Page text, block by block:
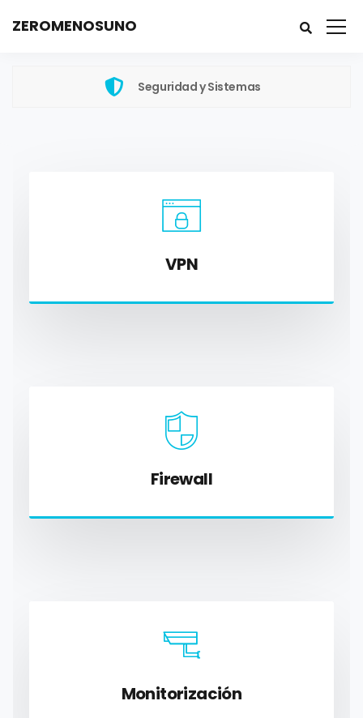
ZEROMENOSUNO
Seguridad y Sistemas
VPN
Firewall
Monitorización